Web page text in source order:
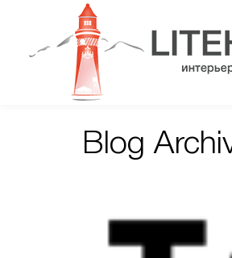
Blog